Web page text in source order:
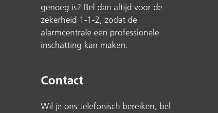
genoeg is? Bel dan altijd voor de
zekerheid 1-1-2, zodat de
alarmcentrale een professionele
inschatting kan maken.
Contact
Wil je ons telefonisch bereiken, bel